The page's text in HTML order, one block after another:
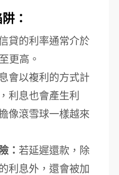
：
貸的利率通常介於
更高。
會以複利的方式計
利息也會產生利
像滾雪球一樣越來
： 若延遲還款，除
利息外，還會被加